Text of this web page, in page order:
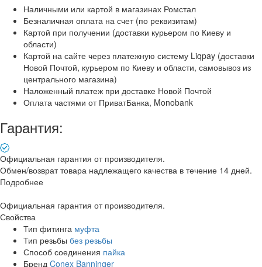
Наличными или картой в магазинах Ромстал
Безналичная оплата на счет (по реквизитам)
Картой при получении (доставки курьером по Киеву и
области)
Картой на сайте через платежную систему Liqpay (доставки
Новой Почтой, курьером по Киеву и области, самовывоз из
центрального магазина)
Наложенный платеж при доставке Новой Почтой
Оплата частями от ПриватБанка, Monobank
Гарантия:
Официальная гарантия от производителя.
Обмен/возврат товара надлежащего качества в течение 14 дней.
Подробнее
Официальная гарантия от производителя.
Свойства
Тип фитинга муфта
Тип резьбы без резьбы
Способ соединения пайка
Бренд Conex Banninger